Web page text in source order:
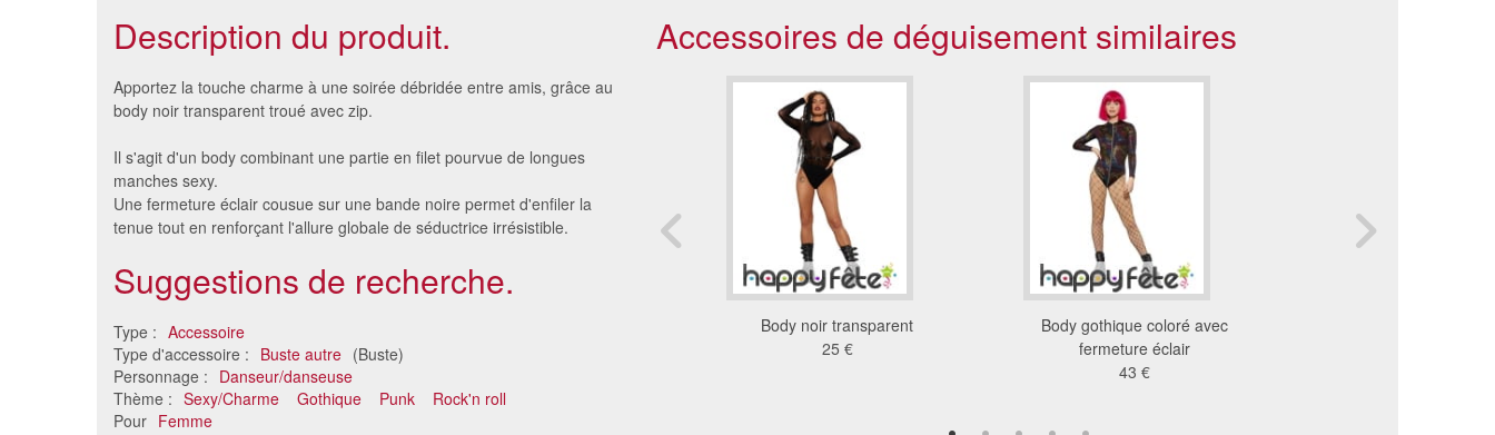
Description du produit.
Apportez la touche charme à une soirée débridée entre amis, grâce au
body noir transparent troué avec zip.
Il s'agit d'un body combinant une partie en filet pourvue de longues
manches sexy.
Une fermeture éclair cousue sur une bande noire permet d'enfiler la
tenue tout en renforçant l'allure globale de séductrice irrésistible.
Suggestions de recherche.
Type : Accessoire
Type d'accessoire : Buste autre (Buste)
Personnage : Danseur/danseuse
Thème : Sexy/Charme Gothique Punk
Rock'n roll
Pour Femme
Accessoires de déguisement similaires
Body noir tailladé sans
manches
24 €
Body noir transparent
25 €
Body gothique coloré avec
fermeture éclair
43 €